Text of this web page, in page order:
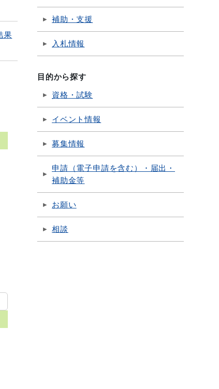
果
補助・支援
入札情報
目的から探す
資格・試験
イベント情報
募集情報
申請（電子申請を含む）・届出・
補助金等
お願い
相談